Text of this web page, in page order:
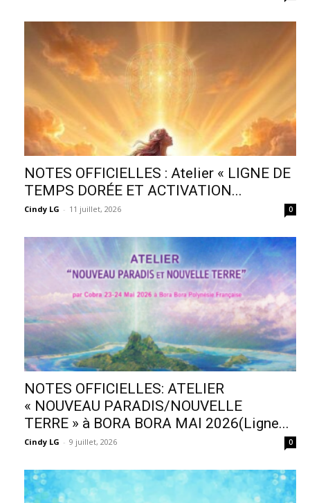
NOTES OFFICIELLES : Atelier « LIGNE DE
TEMPS DORÉE ET ACTIVATION...
Cindy LG - 11 juillet, 2026 0
NOTES OFFICIELLES: ATELIER
« NOUVEAU PARADIS/NOUVELLE
TERRE » à BORA BORA MAI 2026(Ligne...
Cindy LG - 9 juillet, 2026 0